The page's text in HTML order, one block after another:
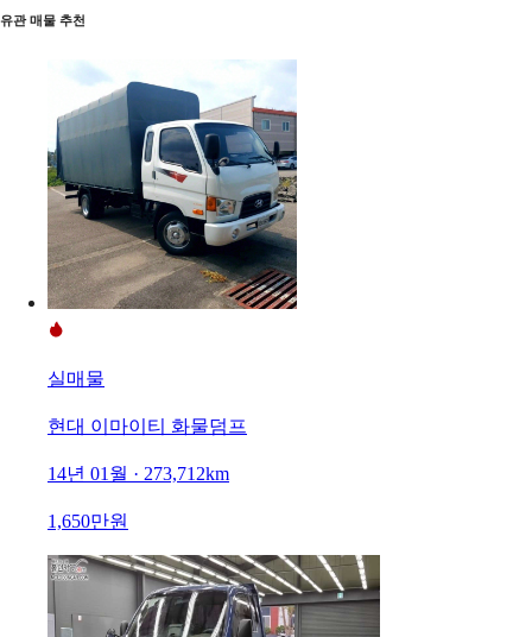
유관 매물 추천
실매물
현대 이마이티 화물덤프
14년 01월 · 273,712km
1,650만원